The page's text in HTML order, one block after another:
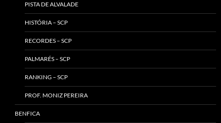
PISTA DE ALVALADE
HISTÓRIA – SCP
RECORDES – SCP
PALMARÉS – SCP
RANKING – SCP
PROF. MONIZ PEREIRA
BENFICA